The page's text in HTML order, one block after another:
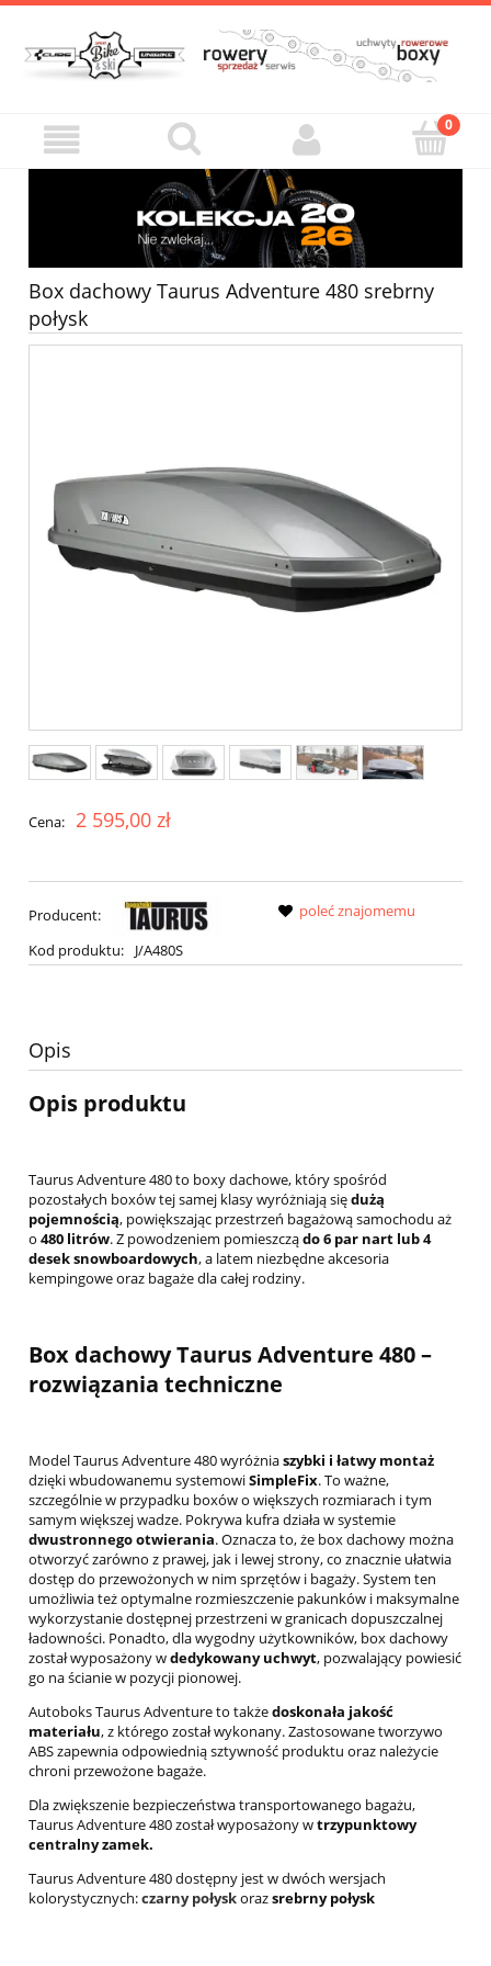
Box dachowy Taurus Adventure 480 srebrny
połysk
Cena: 2 595,00 zł
Producent:
Kod produktu:
J/A480S
poleć znajomemu
Opis
Opis produktu
Taurus Adventure 480 to boxy dachowe, który spośród
pozostałych boxów tej samej klasy wyróżniają siędużą
pojemnością, powiększając przestrzeń bagażową samochodu aż
o 480 litrów. Z powodzeniem pomieszcządo 6 par nart lub 4
desek snowboardowych, a latem niezbędne akcesoria
kempingowe oraz bagaże dla całej rodziny.
Box dachowy Taurus Adventure 480 –
rozwiązania techniczne
Model Taurus Adventure 480 wyróżniaszybki i łatwy montaż
dzięki wbudowanemu systemowiSimpleFix. To ważne,
szczególnie w przypadku boxów o większych rozmiarach i tym
samym większej wadze. Pokrywa kufra działa w systemie
dwustronnego otwierania. Oznacza to, że box dachowy można
otworzyć zarówno z prawej, jak i lewej strony, co znacznie ułatwia
dostęp do przewożonych w nim sprzętów i bagaży. System ten
umożliwia też optymalne rozmieszczenie pakunków i maksymalne
wykorzystanie dostępnej przestrzeni w granicach dopuszczalnej
ładowności. Ponadto, dla wygodny użytkowników, box dachowy
został wyposażony wdedykowany uchwyt, pozwalający powiesić
go na ścianie w pozycji pionowej.
Autoboks Taurus Adventure to takżedoskonała jakość
materiału, z którego został wykonany. Zastosowane tworzywo
ABS zapewnia odpowiednią sztywność produktu oraz należycie
chroni przewożone bagaże.
Dla zwiększenie bezpieczeństwa transportowanego bagażu,
Taurus Adventure 480 został wyposażony wtrzypunktowy
centralny zamek.
Taurus Adventure 480 dostępny jest w dwóch wersjach
kolorystycznych:czarny połyskorazsrebrny połysk